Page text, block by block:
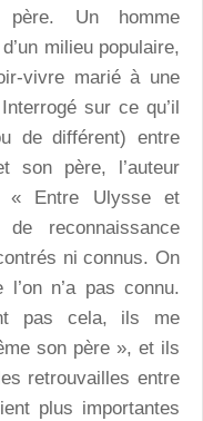
Un homme
milieu populaire,
vivre marié à une
sur ce qu’il
de différent) entre
son père, l’auteur
« Entre Ulysse et
reconnaissance
ni connus. On
n’a pas connu.
pas cela, ils me
son père », et ils
retrouvailles entre
plus importantes